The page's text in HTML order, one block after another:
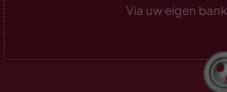
Via uw eigen bank